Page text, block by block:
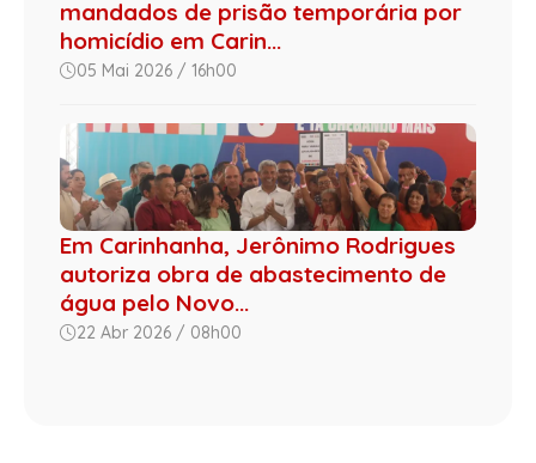
mandados de prisão temporária por
homicídio em Carin...
05 Mai 2026 / 16h00
Em Carinhanha, Jerônimo Rodrigues
autoriza obra de abastecimento de
água pelo Novo...
22 Abr 2026 / 08h00